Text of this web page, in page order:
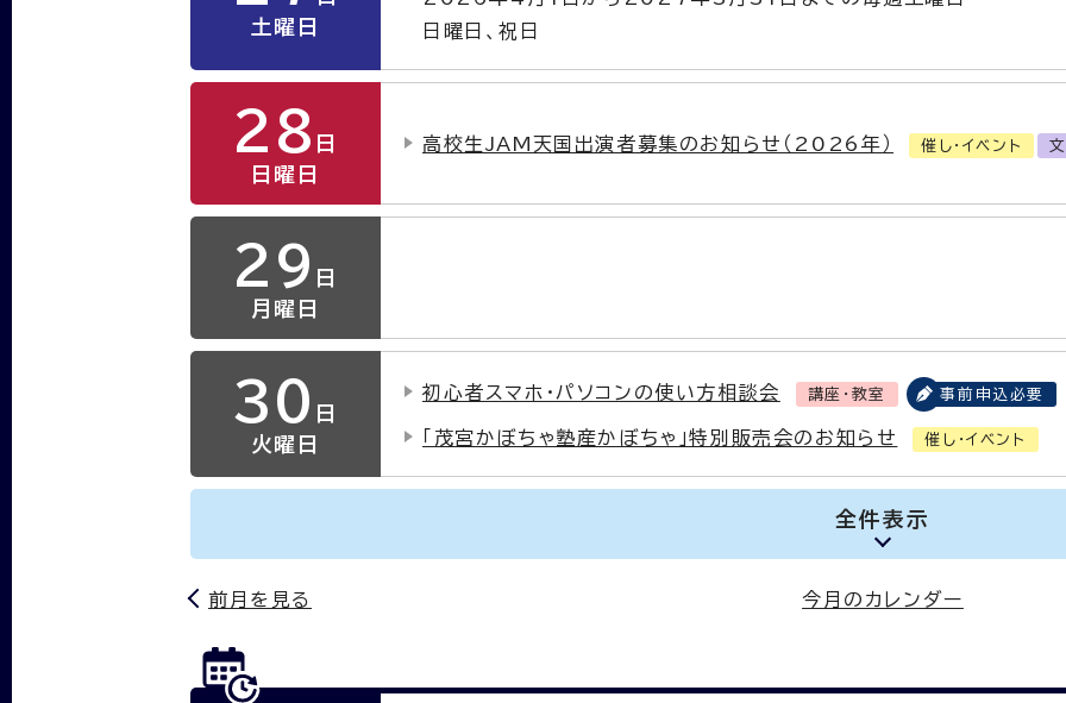
土曜日
日曜日、祝日
28 日
日曜日
高校生JAM天国出演者募集のお知らせ（2026年） 催し・イベント
29 日
月曜日
30 日
火曜日
初心者スマホ・パソコンの使い方相談会 講座・教室 事前申込必要
「茂宮かぼちゃ塾産かぼちゃ」特別販売会のお知らせ 催し・イベント
全件表示
前月を見る 今月のカレンダー